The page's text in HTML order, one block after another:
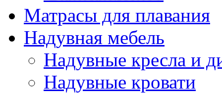
Матрасы для плавания
Надувная мебель
Надувные кресла и
Надувные кровати